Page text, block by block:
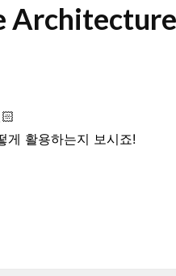
게 활용하는지 보시죠!